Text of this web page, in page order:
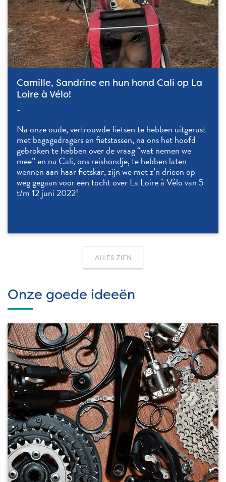
Camille, Sandrine en hun hond Cali op La
Loire à Vélo!
-
Na onze oude, vertrouwde fietsen te hebben uitgerust
met bagagedragers en fietstassen, na ons het hoofd
gebroken te hebben over de vraag “wat nemen we
mee” en na Cali, ons reishondje, te hebben laten
wennen aan haar fietskar, zijn we met z’n drieën op
weg gegaan voor een tocht over La Loire à Vélo van 5
t/m 12 juni 2022!
ALLES ZIEN
Onze goede ideeën